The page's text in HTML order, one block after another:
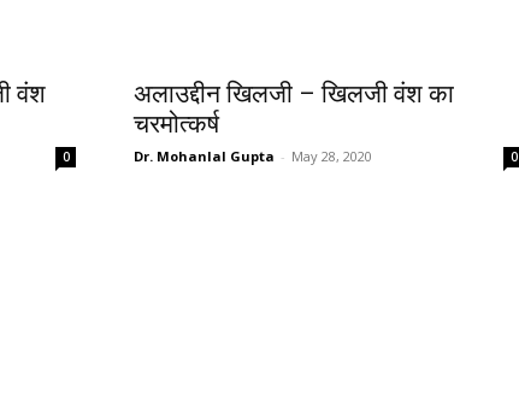
वंश
0
अलाउद्दीन खिलजी – खिलजी वंश का
चरमोत्कर्ष
Dr. Mohanlal Gupta - May 28, 2020 0